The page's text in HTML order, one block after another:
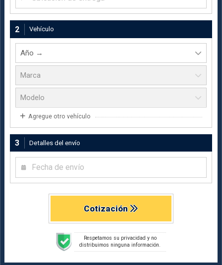
2 Vehículo
Agregue otro vehículo
3 Detalles del envío
Cotización
Respetamos su privacidad y no
distribuimos ninguna información.